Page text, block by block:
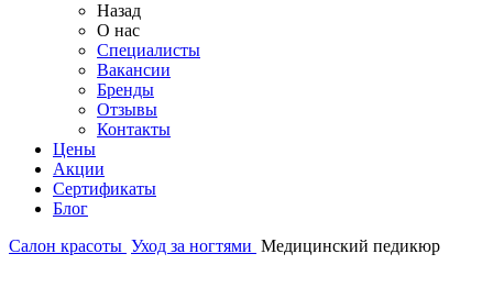
Назад
О нас
Специалисты
Вакансии
Бренды
Отзывы
Контакты
Цены
Акции
Сертификаты
Блог
Салон красоты Уход за ногтями Медицинский педикюр